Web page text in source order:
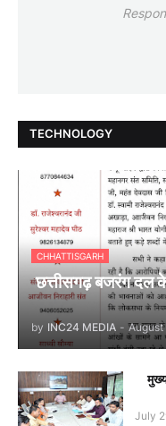
TECHNOLOGY
CHHATTISGARH
छत्तीसगढ़ बजरंग दल
by INC24 MEDIA - August
July